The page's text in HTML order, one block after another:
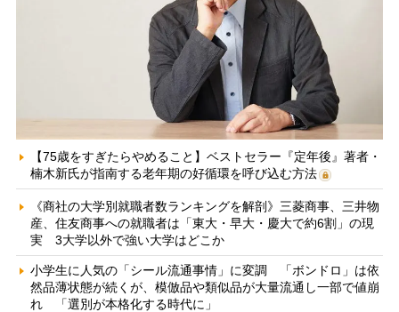
【75歳をすぎたらやめること】ベストセラー『定年後』著者・
楠木新氏が指南する老年期の好循環を呼び込む方法
《商社の大学別就職者数ランキングを解剖》三菱商事、三井物
産、住友商事への就職者は「東大・早大・慶大で約6割」の現
実 3大学以外で強い大学はどこか
小学生に人気の「シール流通事情」に変調 「ボンドロ」は依
然品薄状態が続くが、模倣品や類似品が大量流通し一部で値崩
れ 「選別が本格化する時代に」